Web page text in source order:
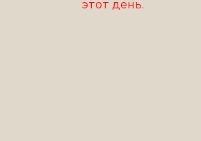
этот день.